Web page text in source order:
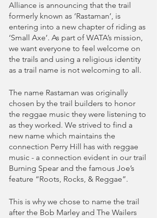
Alliance is announcing that the trail
formerly known as ‘Rastaman’, is
entering into a new chapter of riding as
‘Small Axe’. As part of WATA’s mission,
we want everyone to feel welcome on
the trails and using a religious identity
as a trail name is not welcoming to all.
The name Rastaman was originally
chosen by the trail builders to honor
the reggae music they were listening to
as they worked. We strived to find a
new name which maintains the
connection Perry Hill has with reggae
music - a connection evident in our trail
Burning Spear and the famous Joe’s
feature “Roots, Rocks, & Reggae”.
This is why we chose to name the trail
after the Bob Marley and The Wailers